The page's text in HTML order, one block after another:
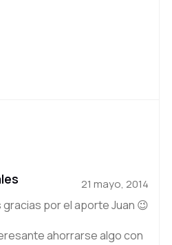
21 mayo, 2014
gracias por el aporte Juan 😉
ahorrarse algo con